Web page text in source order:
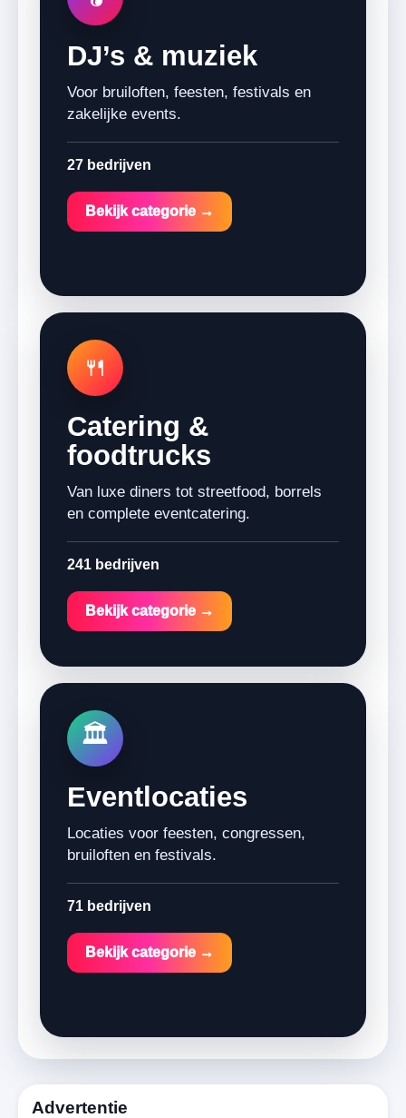
DJ’s & muziek
Voor bruiloften, feesten, festivals en
zakelijke events.
27 bedrijven
Bekijk categorie →
🍴
Catering &
foodtrucks
Van luxe diners tot streetfood, borrels
en complete eventcatering.
241 bedrijven
Bekijk categorie →
🏛️
Eventlocaties
Locaties voor feesten, congressen,
bruiloften en festivals.
71 bedrijven
Bekijk categorie →
Advertentie